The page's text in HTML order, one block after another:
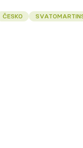
ČESKO